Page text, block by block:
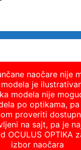
naočare nije
je
modela nije
po optikama,
proveriti
na sajt, pa je
OCULUS OPTIKA
izbor naočara